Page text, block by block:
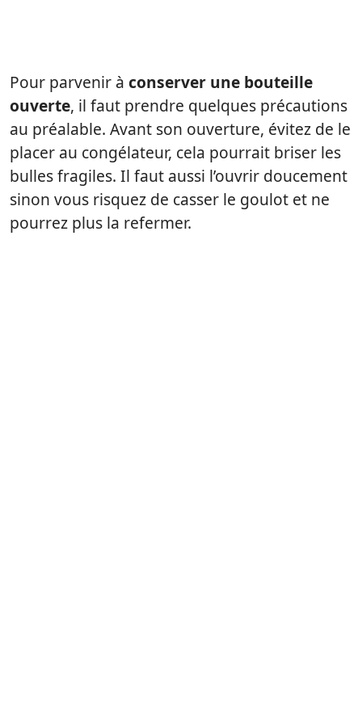
Pour parvenir à conserver une bouteille
ouverte, il faut prendre quelques précautions
au préalable. Avant son ouverture, évitez de le
placer au congélateur, cela pourrait briser les
bulles fragiles. Il faut aussi l’ouvrir doucement
sinon vous risquez de casser le goulot et ne
pourrez plus la refermer.